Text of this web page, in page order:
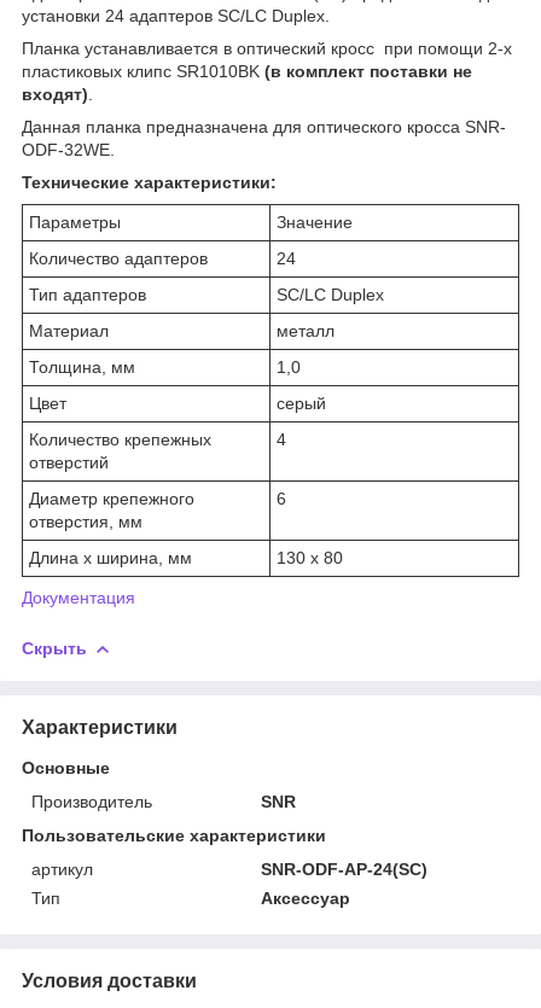
установки 24 адаптеров SC/LC Duplex.
Планка устанавливается в оптический кросс при помощи 2-х
пластиковых клипс SR1010BK (в комплект поставки не
входят)
Данная планка предназначена для оптического кросса SNR-
ODF-32WE.
Технические характеристики:
Параметры
Значение
Количество адаптеров
24
Тип адаптеров
SC/LC Duplex
Материал
металл
Толщина, мм
1,0
Цвет
серый
Количество крепежных
отверстий
4
Диаметр крепежного
отверстия, мм
6
Длина х ширина, мм 130 х 80
Документация
Скрыть
Характеристики
Основные
Производитель
SNR
Пользовательские характеристики
артикул
SNR-ODF-AP-24(SC)
Тип
Аксессуар
Условия доставки